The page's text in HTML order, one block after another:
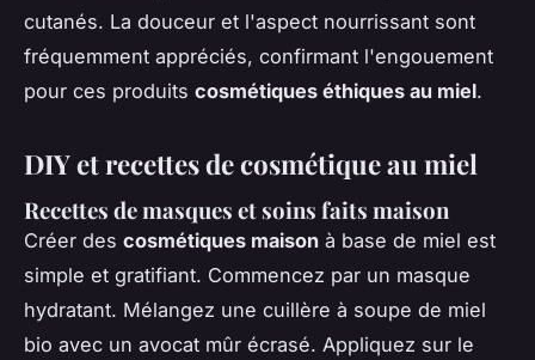
cutanés. La douceur et l'aspect nourrissant sont
fréquemment appréciés, confirmant l'engouement
pour ces produits cosmétiques éthiques au miel.
DIY et recettes de cosmétique au miel
Recettes de masques et soins faits maison
Créer des cosmétiques maison à base de miel est
simple et gratifiant. Commencez par un masque
hydratant. Mélangez une cuillère à soupe de miel
bio avec un avocat mûr écrasé. Appliquez sur le